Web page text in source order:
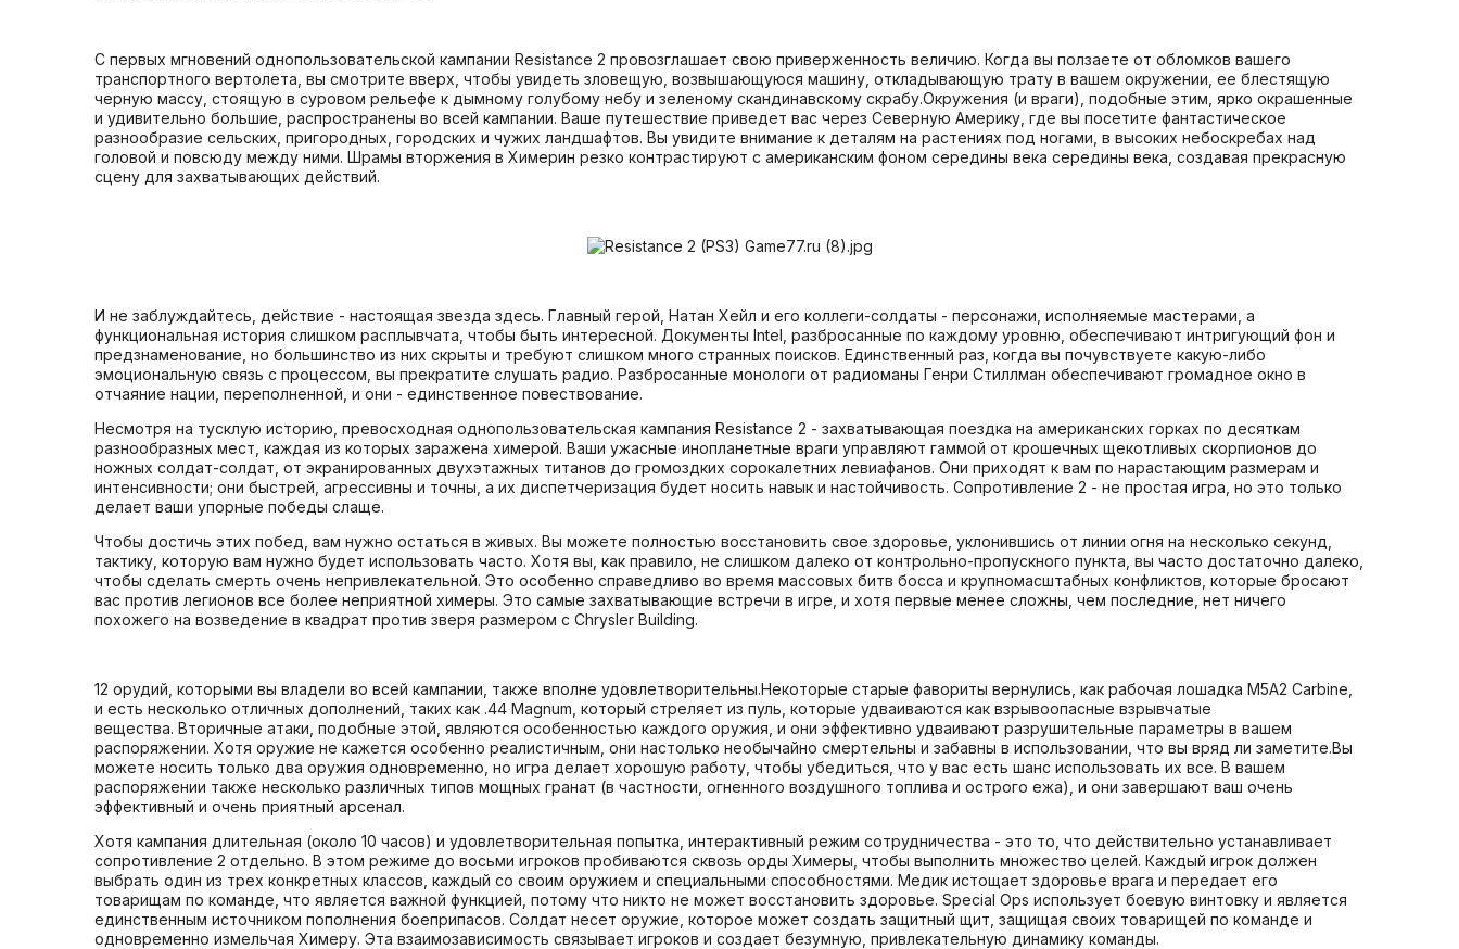
С первых мгновений однопользовательской кампании Resistance 2 провозглашает свою приверженность величию. Когда вы ползаете от обломков вашего
транспортного вертолета, вы смотрите вверх, чтобы увидеть зловещую, возвышающуюся машину, откладывающую трату в вашем окружении, ее блестящую
черную массу, стоящую в суровом рельефе к дымному голубому небу и зеленому скандинавскому скрабу.Окружения (и враги), подобные этим, ярко окрашенные
и удивительно большие, распространены во всей кампании. Ваше путешествие приведет вас через Северную Америку, где вы посетите фантастическое
разнообразие сельских, пригородных, городских и чужих ландшафтов. Вы увидите внимание к деталям на растениях под ногами, в высоких небоскребах над
головой и повсюду между ними. Шрамы вторжения в Химерин резко контрастируют с американским фоном середины века середины века, создавая прекрасную
сцену для захватывающих действий.
И не заблуждайтесь, действие - настоящая звезда здесь. Главный герой, Натан Хейл и его коллеги-солдаты - персонажи, исполняемые мастерами, а
функциональная история слишком расплывчата, чтобы быть интересной. Документы Intel, разбросанные по каждому уровню, обеспечивают интригующий фон и
предзнаменование, но большинство из них скрыты и требуют слишком много странных поисков. Единственный раз, когда вы почувствуете какую-либо
эмоциональную связь с процессом, вы прекратите слушать радио. Разбросанные монологи от радиоманы Генри Стиллман обеспечивают громадное окно в
отчаяние нации, переполненной, и они - единственное повествование.
Несмотря на тусклую историю, превосходная однопользовательская кампания Resistance 2 - захватывающая поездка на американских горках по десяткам
разнообразных мест, каждая из которых заражена химерой. Ваши ужасные инопланетные враги управляют гаммой от крошечных щекотливых скорпионов до
ножных солдат-солдат, от экранированных двухэтажных титанов до громоздких сорокалетних левиафанов. Они приходят к вам по нарастающим размерам и
интенсивности; они быстрей, агрессивны и точны, а их диспетчеризация будет носить навык и настойчивость. Сопротивление 2 - не простая игра, но это только
делает ваши упорные победы слаще.
Чтобы достичь этих побед, вам нужно остаться в живых. Вы можете полностью восстановить свое здоровье, уклонившись от линии огня на несколько секунд,
тактику, которую вам нужно будет использовать часто. Хотя вы, как правило, не слишком далеко от контрольно-пропускного пункта, вы часто достаточно далеко,
чтобы сделать смерть очень непривлекательной. Это особенно справедливо во время массовых битв босса и крупномасштабных конфликтов, которые бросают
вас против легионов все более неприятной химеры. Это самые захватывающие встречи в игре, и хотя первые менее сложны, чем последние, нет ничего
похожего на возведение в квадрат против зверя размером с Chrysler Building.
12 орудий, которыми вы владели во всей кампании, также вполне удовлетворительны.Некоторые старые фавориты вернулись, как рабочая лошадка M5A2 Carbine,
и есть несколько отличных дополнений, таких как .44 Magnum, который стреляет из пуль, которые удваиваются как взрывоопасные взрывчатые
вещества. Вторичные атаки, подобные этой, являются особенностью каждого оружия, и они эффективно удваивают разрушительные параметры в вашем
распоряжении. Хотя оружие не кажется особенно реалистичным, они настолько необычайно смертельны и забавны в использовании, что вы вряд ли заметите.Вы
можете носить только два оружия одновременно, но игра делает хорошую работу, чтобы убедиться, что у вас есть шанс использовать их все. В вашем
распоряжении также несколько различных типов мощных гранат (в частности, огненного воздушного топлива и острого ежа), и они завершают ваш очень
эффективный и очень приятный арсенал.
Хотя кампания длительная (около 10 часов) и удовлетворительная попытка, интерактивный режим сотрудничества - это то, что действительно устанавливает
сопротивление 2 отдельно. В этом режиме до восьми игроков пробиваются сквозь орды Химеры, чтобы выполнить множество целей. Каждый игрок должен
выбрать один из трех конкретных классов, каждый со своим оружием и специальными способностями. Медик истощает здоровье врага и передает его
товарищам по команде, что является важной функцией, потому что никто не может восстановить здоровье. Special Ops использует боевую винтовку и является
единственным источником пополнения боеприпасов. Солдат несет оружие, которое может создать защитный щит, защищая своих товарищей по команде и
одновременно измельчая Химеру. Эта взаимозависимость связывает игроков и создает безумную, привлекательную динамику команды.